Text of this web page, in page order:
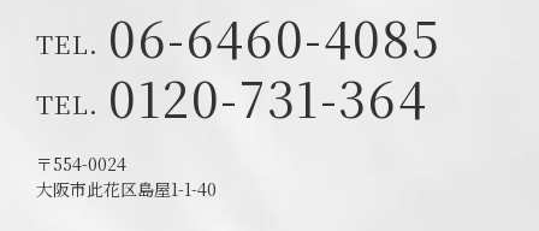
06-6460-4085
0120-731-364
〒554-0024
大阪市此花区島屋1-1-40